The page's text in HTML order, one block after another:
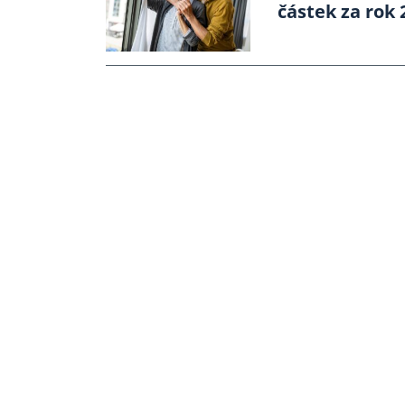
částek za rok